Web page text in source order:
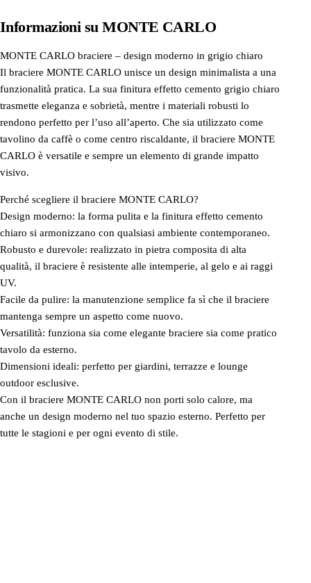
Informazioni suMONTE CARLO
MONTE CARLO braciere – design moderno in grigio chiaro
Il braciere MONTE CARLO unisce un design minimalista a una
funzionalità pratica. La sua finitura effetto cemento grigio chiaro
trasmette eleganza e sobrietà, mentre i materiali robusti lo
rendono perfetto per l’uso all’aperto. Che sia utilizzato come
tavolino da caffè o come centro riscaldante, il braciere MONTE
CARLO è versatile e sempre un elemento di grande impatto
visivo.
Perché scegliere il braciere MONTE CARLO?
Design moderno: la forma pulita e la finitura effetto cemento
chiaro si armonizzano con qualsiasi ambiente contemporaneo.
Robusto e durevole: realizzato in pietra composita di alta
qualità, il braciere è resistente alle intemperie, al gelo e ai raggi
UV.
Facile da pulire: la manutenzione semplice fa sì che il braciere
mantenga sempre un aspetto come nuovo.
Versatilità: funziona sia come elegante braciere sia come pratico
tavolo da esterno.
Dimensioni ideali: perfetto per giardini, terrazze e lounge
outdoor esclusive.
Con il braciere MONTE CARLO non porti solo calore, ma
anche un design moderno nel tuo spazio esterno. Perfetto per
tutte le stagioni e per ogni evento di stile.